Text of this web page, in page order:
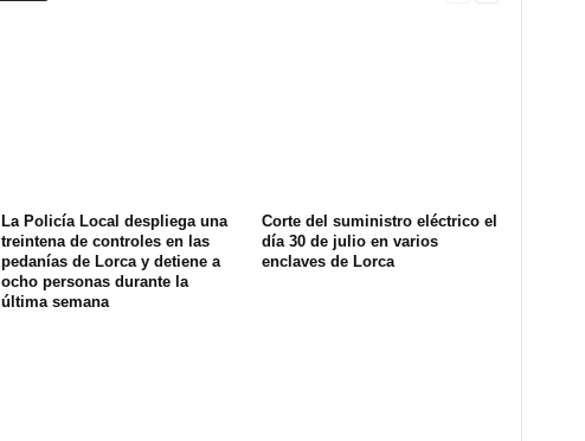
La Policía Local despliega una
treintena de controles en las
pedanías de Lorca y detiene a
ocho personas durante la
última semana
Corte del suministro eléctrico el
día 30 de julio en varios
enclaves de Lorca